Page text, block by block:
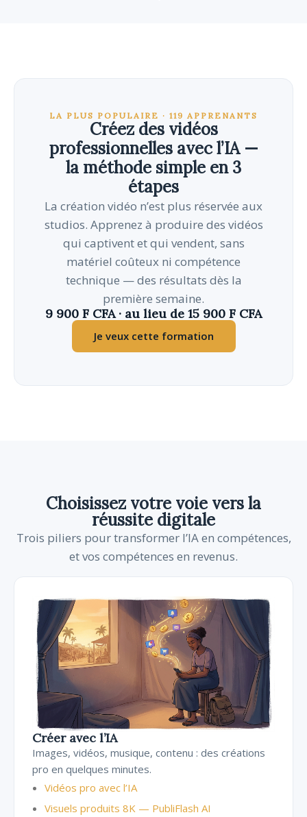
LA PLUS POPULAIRE · 119 APPRENANTS
Créez des vidéos
professionnelles avec l’IA —
la méthode simple en 3
étapes
La création vidéo n’est plus réservée aux
studios. Apprenez à produire des vidéos
qui captivent et qui vendent, sans
matériel coûteux ni compétence
technique — des résultats dès la
première semaine.
9 900 F CFA · au lieu de 15 900 F CFA
Je veux cette formation
Choisissez votre voie vers la
réussite digitale
Trois piliers pour transformer l’IA en compétences,
et vos compétences en revenus.
Créer avec l’IA
Images, vidéos, musique, contenu : des créations
pro en quelques minutes.
Vidéos pro avec l’IA
Visuels produits 8K — PubliFlash AI